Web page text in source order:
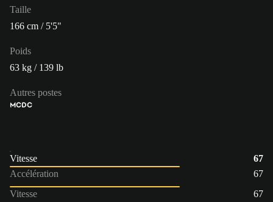
Taille
166 cm / 5'5"
Poids
63 kg / 139 lb
Autres postes
MCDC
Vitesse
67
Accélération
67
Vitesse
67